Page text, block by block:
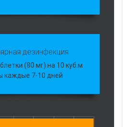
дезинфекция
(80 мг) на 10 куб.м
каждые 7-10 дней